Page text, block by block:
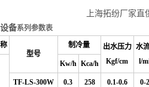
上海拓纷厂家
备系列参数表
型号
制冷量
出水压力
Kgf/cm
水
l/
Kw/h Kca/h
TF-LS-300W 0.3 258 0.1-0.6 0-